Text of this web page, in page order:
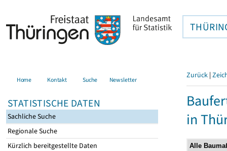
Home Kontakt Suche Newsletter
STATISTISCHE DATEN
Sachliche Suche
Regionale Suche
Kürzlich bereitgestellte Daten
Zurück |
in